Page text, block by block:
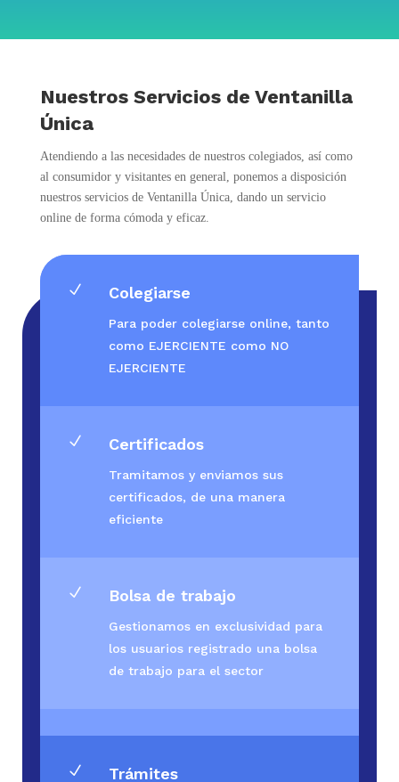
Nuestros Servicios de Ventanilla
Única
Atendiendo a las necesidades de nuestros colegiados, así como
al consumidor y visitantes en general, ponemos a disposición
nuestros servicios de Ventanilla Única, dando un servicio
online de forma cómoda y eficaz.
N Colegiarse
Para poder colegiarse online, tanto
como EJERCIENTE como NO
EJERCIENTE
N Certificados
Tramitamos y enviamos sus
certificados, de una manera
eficiente
N Bolsa de trabajo
Gestionamos en exclusividad para
los usuarios registrado una bolsa
de trabajo para el sector
N Trámites